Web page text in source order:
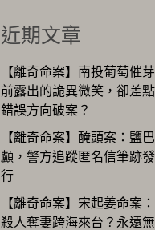
近期文章
【離奇命案】南投葡萄催
前露出的詭異微笑，卻差
錯誤方向破案？
【離奇命案】醃頭案：鹽
顱，警方追蹤匿名信筆跡
行
【離奇命案】宋起姜命案
殺人奪妻跨海來台？永遠